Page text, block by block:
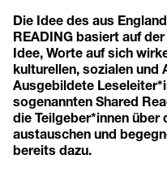
Die Idee des aus
READING basiert auf
Idee, Worte auf sich
kulturellen, sozialen und
Ausgebildete
sogenannten Shared
die Teilgeber*innen über
austauschen und
bereits dazu.